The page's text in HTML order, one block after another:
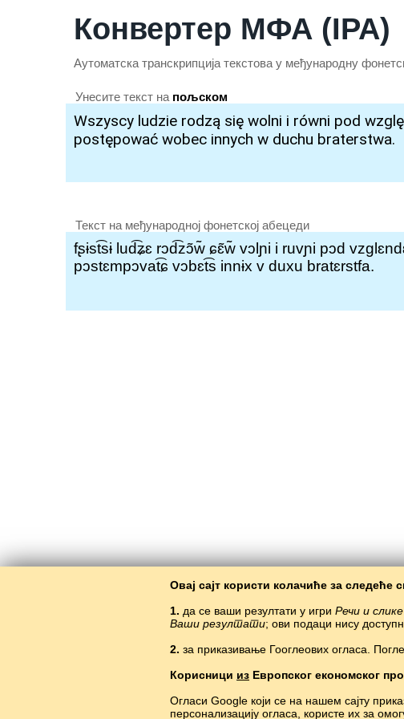
Конвертер МФА (IPA)
Аутоматска транскрипција текстова у међународну
Унесите текст на пољском
Текст на међународној фонетској абецеди
Овај сајт користи колачиће за следеће
1. да се ваши резултати у игри Речи и слике
Ваши резултати; ови подаци нису
2. за приказивање Гооглеових огласа.
Корисници из Европског економског
Огласи Google који се на нашем сајту
персонализацију огласа, користе их за